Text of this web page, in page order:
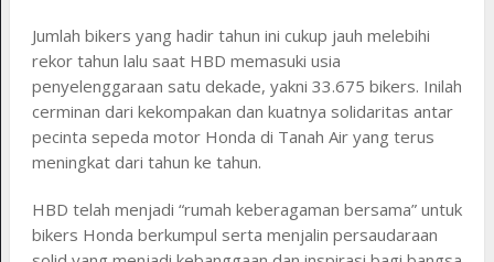
Jumlah bikers yang hadir tahun ini cukup jauh melebihi
rekor tahun lalu saat HBD memasuki usia
penyelenggaraan satu dekade, yakni 33.675 bikers. Inilah
cerminan dari kekompakan dan kuatnya solidaritas antar
pecinta sepeda motor Honda di Tanah Air yang terus
meningkat dari tahun ke tahun.
HBD telah menjadi “rumah keberagaman bersama” untuk
bikers Honda berkumpul serta menjalin persaudaraan